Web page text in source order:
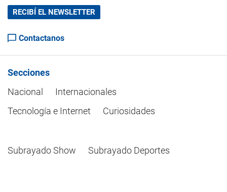
RECIBÍ EL NEWSLETTER
Contactanos
Secciones
Nacional
Internacionales
Tecnología e Internet
Curiosidades
Subrayado Show Subrayado Deportes